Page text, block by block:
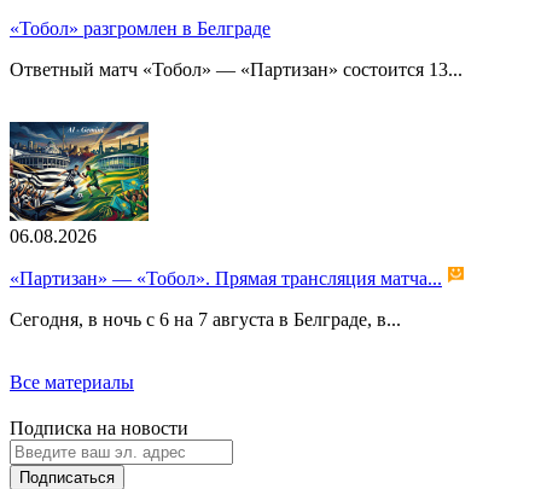
«Тобол» разгромлен в Белграде
Ответный матч «Тобол» — «Партизан» состоится 13...
06.08.2026
«Партизан» — «Тобол». Прямая трансляция матча...
Сегодня, в ночь с 6 на 7 августа в Белграде, в...
Все материалы
Подписка на новости
Подписаться